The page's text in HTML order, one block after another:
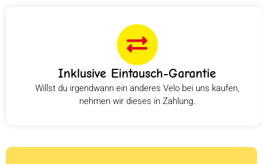
Inklusive Eintausch-Garantie
Willst du irgendwann ein anderes Velo bei uns kaufen,
nehmen wir dieses in Zahlung.